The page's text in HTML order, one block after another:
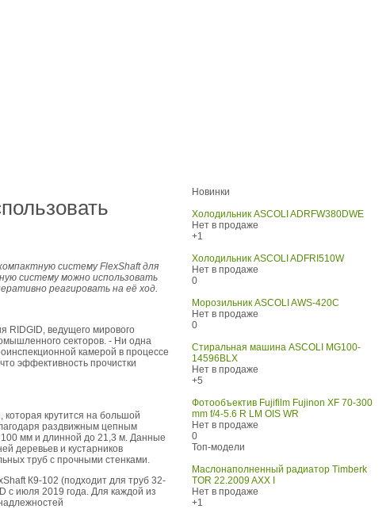
систему FlexShaft для
систему можно использовать
реагировать на её ход.
RIDGID, ведущего мирового
секторов. - Ни одна
камерой в процессе
эффективность прочистки
крутится на большой
раздвижным цепным
100 мм и длинной до 21,3 м. Данные
деревьев и кустарников
труб с прочными стенками.
К9-102 (подходит для труб 32-
c июля 2019 года. Для каждой из
Новинки
Холодильник ASCOLI ADRFW380DWE
Нет в продаже
+1
Холодильник ASCOLI ADFRI510W
Нет в продаже
0
Морозильник ASCOLI AWS-420C
Нет в продаже
0
Стиральная машина ASCOLI MG100-
14596BLX
Нет в продаже
+5
Фотообъектив Fujifilm Fujinon XF 70-300
mm f/4-5.6 R LM OIS WR
Нет в продаже
0
Топ-модели
Маслонаполненный радиатор Timberk
TOR 22.2009 AXX I
Нет в продаже
+1